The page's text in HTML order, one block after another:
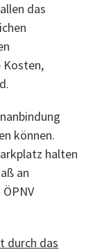
das
Kosten,
können.
halten
an
durch das